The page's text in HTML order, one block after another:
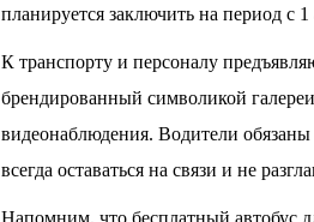
планируется заключить на период с
К транспорту и персоналу
брендированный символикой
видеонаблюдения. Водители
всегда оставаться на связи и не
Напомним, что бесплатный автобус